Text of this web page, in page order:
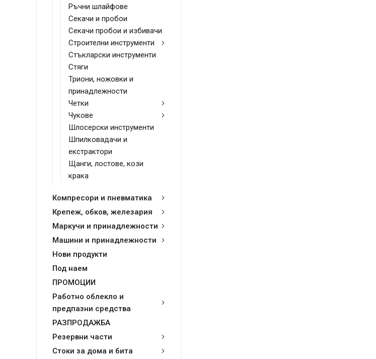
Ръчни шлайфове
Секачи и пробои
Секачи пробои и избивачи
Строителни инструменти
Стъкларски инструменти
Стяги
Триони, ножовки и
принадлежности
Четки
Чукове
Шлосерски инструменти
Шпилковадачи и
екстрактори
Щанги, лостове, кози
крака
Компресори и пневматика
Крепеж, обков, железария
Маркучи и принадлежности
Машини и принадлежности
Нови продукти
Под наем
ПРОМОЦИИ
Работно облекло и
предпазни средства
РАЗПРОДАЖБА
Резервни части
Стоки за дома и бита